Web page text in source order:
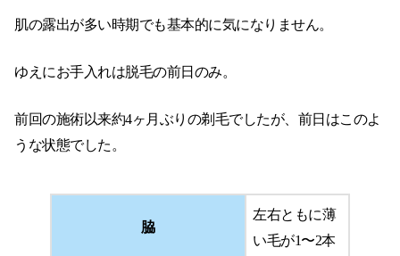
肌の露出が多い時期でも基本的に気になりません。
ゆえにお手入れは脱毛の前日のみ。
前回の施術以来約4ヶ月ぶりの剃毛でしたが、前日はこのよ
うな状態でした。
脇
左右ともに薄
い毛が1〜2本